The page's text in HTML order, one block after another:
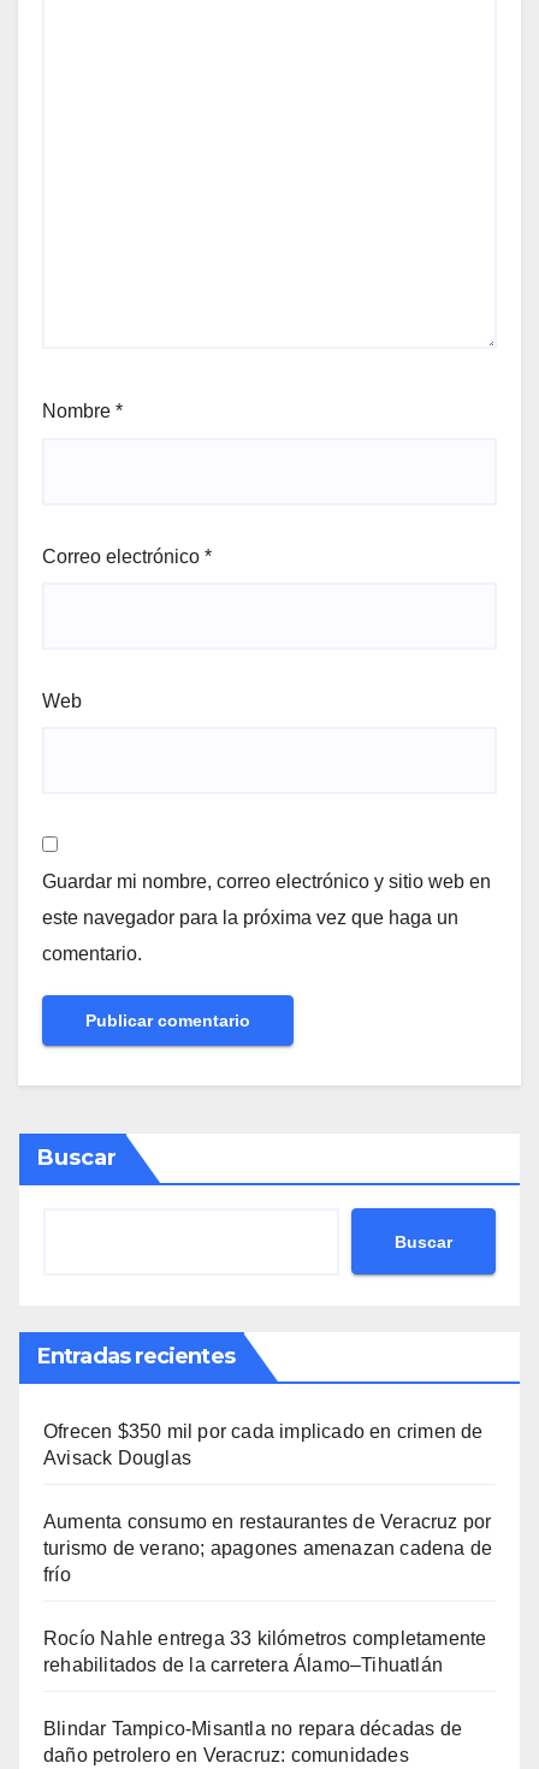
Nombre *
Correo electrónico *
Web
Guardar mi nombre, correo electrónico y sitio web en
este navegador para la próxima vez que haga un
comentario.
Buscar
Buscar
Entradas recientes
Ofrecen $350 mil por cada implicado en crimen de
Avisack Douglas
Aumenta consumo en restaurantes de Veracruz por
turismo de verano; apagones amenazan cadena de
frío
Rocío Nahle entrega 33 kilómetros completamente
rehabilitados de la carretera Álamo–Tihuatlán
Blindar Tampico-Misantla no repara décadas de
daño petrolero en Veracruz: comunidades